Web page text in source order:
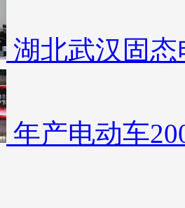
湖北武汉固
年产电动车